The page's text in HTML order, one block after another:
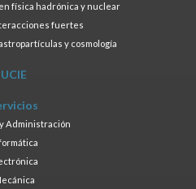
física hadrónica y nuclear
fuertes
y cosmología
UCIE
Administración